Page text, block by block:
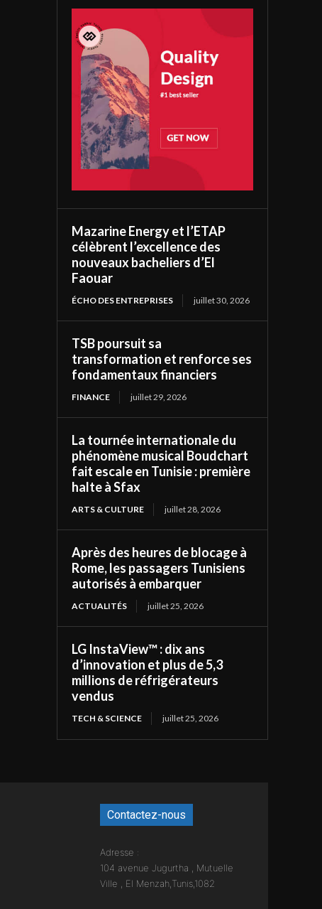
Mazarine Energy et l’ETAP
célèbrent l’excellence des
nouveaux bacheliers d’El
Faouar
ÉCHO DES ENTREPRISES juillet 30, 2026
TSB poursuit sa
transformation et renforce ses
fondamentaux financiers
FINANCE juillet 29, 2026
La tournée internationale du
phénomène musical Boudchart
fait escale en Tunisie : première
halte à Sfax
ARTS & CULTURE juillet 28, 2026
Après des heures de blocage à
Rome, les passagers Tunisiens
autorisés à embarquer
ACTUALITÉS juillet 25, 2026
LG InstaView™ : dix ans
d’innovation et plus de 5,3
millions de réfrigérateurs
vendus
TECH & SCIENCE juillet 25, 2026
Contactez-nous
Adresse :
104 avenue Jugurtha , Mutuelle
Ville , El Menzah,Tunis,1082